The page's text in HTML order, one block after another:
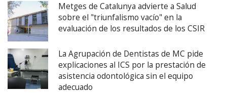
Metges de Catalunya advierte a Salud
sobre el "triunfalismo vacío" en la
evaluación de los resultados de los CSIR
La Agrupación de Dentistas de MC pide
explicaciones al ICS por la prestación de
asistencia odontológica sin el equipo
adecuado